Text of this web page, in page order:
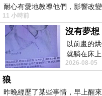
起來的成就感很美好。
但今天聽完多多老師
藝不實際去接觸是
本想像的天差地遠，
來。這段路程的艱難
耐心有愛地教導他們，影響改
11 小時前
沒有夢想
以前畫的
就躺在床
四點多跑的
2026-08-05
狼
昨晚經歷了某些事情，早上醒